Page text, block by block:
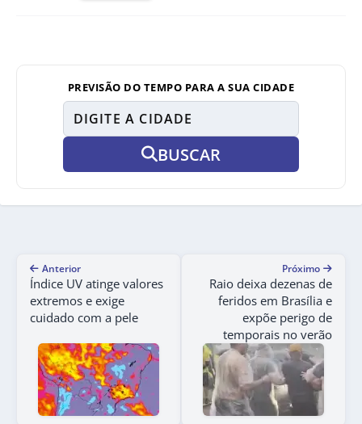
PREVISÃO DO TEMPO PARA A SUA CIDADE
BUSCAR
Anterior
Índice UV atinge valores
extremos e exige
cuidado com a pele
Próximo
Raio deixa dezenas de
feridos em Brasília e
expõe perigo de
temporais no verão